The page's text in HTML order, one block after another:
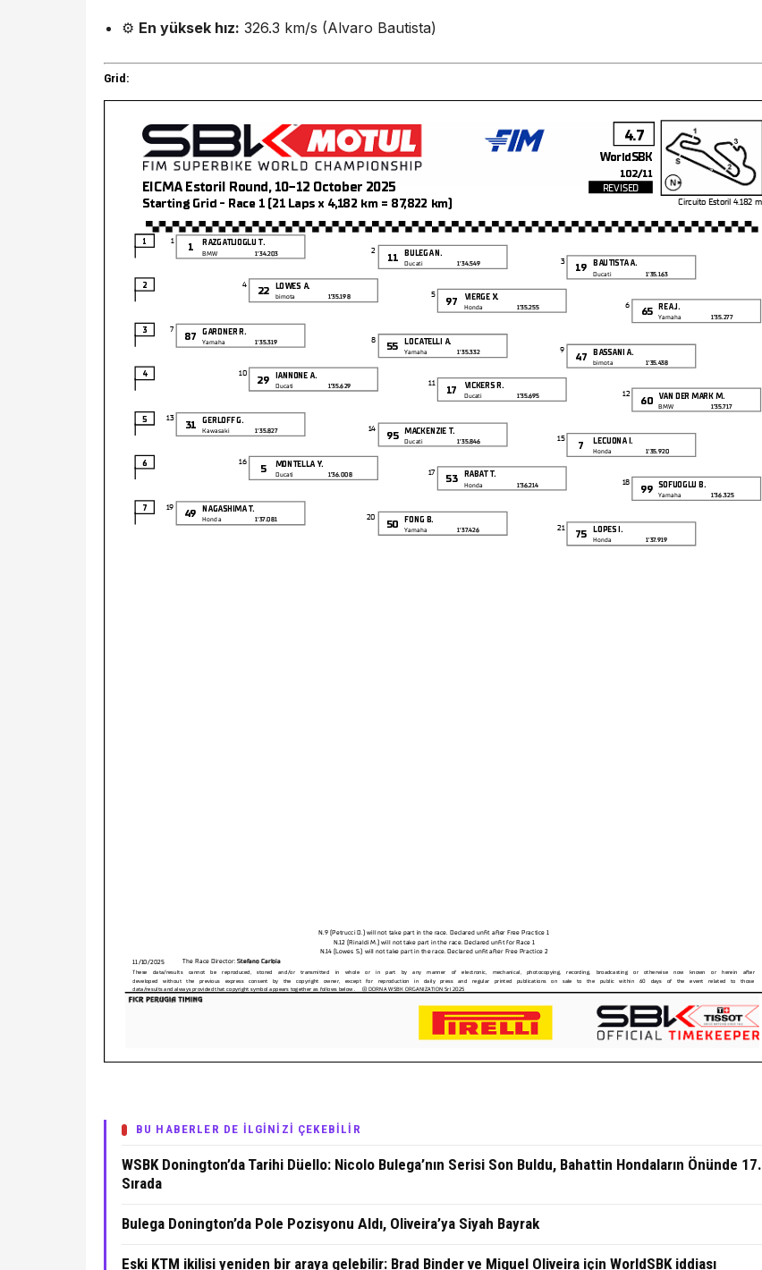
⚙️ En yüksek hız: 326.3 km/s (Alvaro Bautista)
Grid:
BU HABERLER DE İLGİNİZİ ÇEKEBİLİR
WSBK Donington’da Tarihi Düello: Nicolo Bulega’nın Serisi Son Buldu, Bahattin Hondaların Önünde 17.
Sırada
Bulega Donington’da Pole Pozisyonu Aldı, Oliveira’ya Siyah Bayrak
Eski KTM ikilisi yeniden bir araya gelebilir: Brad Binder ve Miguel Oliveira için WorldSBK iddiası